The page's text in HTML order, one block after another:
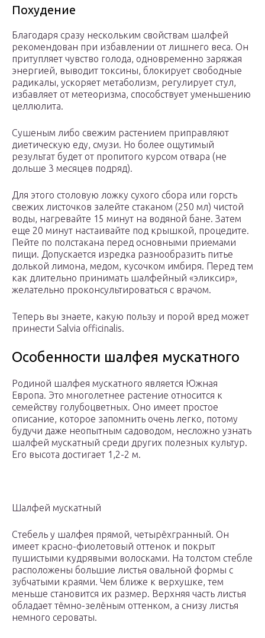
Похудение
Благодаря сразу нескольким свойствам шалфей
рекомендован при избавлении от лишнего веса. Он
притупляет чувство голода, одновременно заряжая
энергией, выводит токсины, блокирует свободные
радикалы, ускоряет метаболизм, регулирует стул,
избавляет от метеоризма, способствует уменьшению
целлюлита.
Сушеным либо свежим растением приправляют
диетическую еду, смузи. Но более ощутимый
результат будет от пропитого курсом отвара (не
дольше 3 месяцев подряд).
Для этого столовую ложку сухого сбора или горсть
свежих листочков залейте стаканом (250 мл) чистой
воды, нагревайте 15 минут на водяной бане. Затем
еще 20 минут настаивайте под крышкой, процедите.
Пейте по полстакана перед основными приемами
пищи. Допускается изредка разнообразить питье
долькой лимона, медом, кусочком имбиря. Перед тем
как длительно принимать шалфейный «эликсир»,
желательно проконсультироваться с врачом.
Теперь вы знаете, какую пользу и порой вред может
принести Salvia officinalis.
Особенности шалфея мускатного
Родиной шалфея мускатного является Южная
Европа. Это многолетнее растение относится к
семейству голубоцветных. Оно имеет простое
описание, которое запомнить очень легко, потому
будучи даже неопытным садоводом, несложно узнать
шалфей мускатный среди других полезных культур.
Его высота достигает 1,2-2 м.
Шалфей мускатный
Стебель у шалфея прямой, четырёхгранный. Он
имеет красно-фиолетовый оттенок и покрыт
пушистыми кудрявыми волосками. На толстом стебле
расположены большие листья овальной формы с
зубчатыми краями. Чем ближе к верхушке, тем
меньше становится их размер. Верхняя часть листья
обладает тёмно-зелёным оттенком, а снизу листья
немного сероваты.